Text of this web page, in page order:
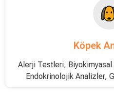
Köpek
Alerji Testleri, Biyokimyasal
Endokrinolojik Analizler,